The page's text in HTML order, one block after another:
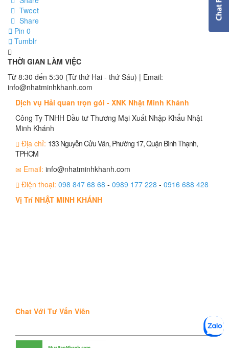
Tweet
Share
Pin 0
Tumblr
THỜI GIAN LÀM VIỆC
Từ 8:30 đến 5:30 (Từ thứ Hai - thứ Sáu) | Email:
info@nhatminhkhanh.com
Dịch vụ Hải quan trọn gói - XNK Nhật Minh Khánh
Công Ty TNHH Đầu tư Thương Mại Xuất Nhập Khẩu Nhật
Minh Khánh
Địa chỉ: 133 Nguyễn Cửu Vân, Phường 17, Quận Bình Thạnh,
TPHCM
Email: info@nhatminhkhanh.com
Điện thoại: 098 847 68 68 - 0989 177 228 - 0916 688 428
Vị Trí NHẬT MINH KHÁNH
Chat Với Tư Vấn Viên